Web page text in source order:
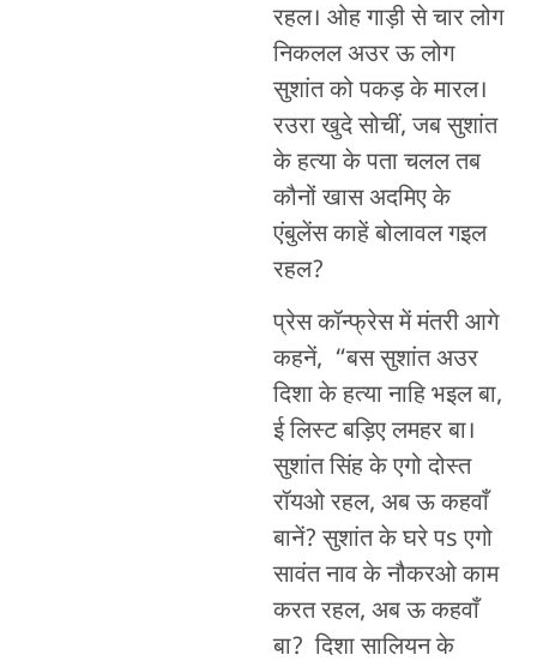
रहल। ओह गाड़ी से चार लोग
निकलल अउर ऊ लोग
सुशांत को पकड़ के मारल।
रउरा खुदे सोचीं, जब सुशांत
के हत्या के पता चलल तब
कौनों खास अदमिए के
एंबुलेंस काहें बोलावल गइल
रहल?
प्रेस कॉन्फ्रेस में मंतरी आगे
कहनें, “बस सुशांत अउर
दिशा के हत्या नाहि भइल बा,
ई लिस्ट बड़िए लमहर बा।
सुशांत सिंह के एगो दोस्त
रॉयओ रहल, अब ऊ कहवाँ
बानें? सुशांत के घरे पs एगो
सावंत नाव के नौकरओ काम
करत रहल, अब ऊ कहवाँ
बा? दिशा सालियन के